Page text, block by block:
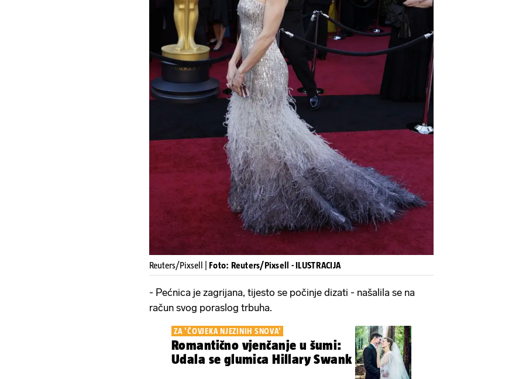
Reuters/Pixsell | Foto: Reuters/Pixsell - ILUSTRACIJA
- Pećnica je zagrijana, tijesto se počinje dizati - našalila se na
račun svog poraslog trbuha.
ZA 'ČOVJEKA NJEZINIH SNOVA'
Romantično vjenčanje u šumi:
Udala se glumica Hillary Swank